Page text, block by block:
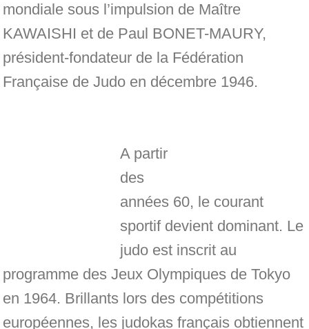
mondiale sous l’impulsion de Maître
KAWAISHI et de Paul BONET-MAURY,
président-fondateur de la Fédération
Française de Judo en décembre 1946.
A partir
des
années 60, le courant
sportif devient dominant. Le
judo est inscrit au
programme des Jeux Olympiques de Tokyo
en 1964. Brillants lors des compétitions
européennes, les judokas français obtiennent